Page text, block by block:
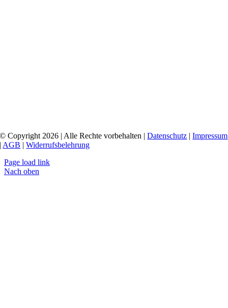
© Copyright 2026 | Alle Rechte vorbehalten |Datenschutz |Impressum
| AGB |Widerrufsbelehrung
Page load link
Nach oben